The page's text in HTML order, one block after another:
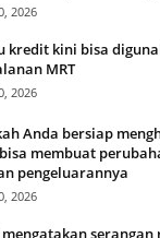
2026
kredit kini bisa
MRT
2026
Anda bersiap
bisa membuat
pengeluarannya
2026
mengatakan